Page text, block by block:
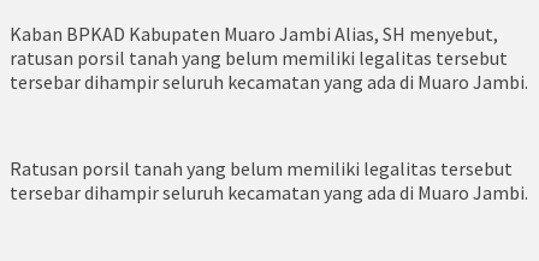
Kaban BPKAD Kabupaten Muaro Jambi Alias, SH menyebut,
ratusan porsil tanah yang belum memiliki legalitas tersebut
tersebar dihampir seluruh kecamatan yang ada di Muaro Jambi.
Ratusan porsil tanah yang belum memiliki legalitas tersebut
tersebar dihampir seluruh kecamatan yang ada di Muaro Jambi.